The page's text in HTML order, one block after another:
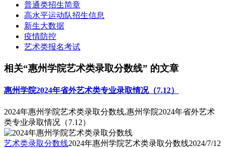
普通类招生简章
高水平运动队招生信息
新生大数据
疫情防控
艺术类报名考试
相关“惠州学院艺术类录取分数线” 的文章
惠州学院2024年省外艺术类专业录取情况（7.12）
2024年惠州学院艺术类录取分数线,惠州学院2024年省外艺术
类专业录取情况（7.12）
艺术类录取分数线2024年惠州学院艺术类录取分数线2024/7/12